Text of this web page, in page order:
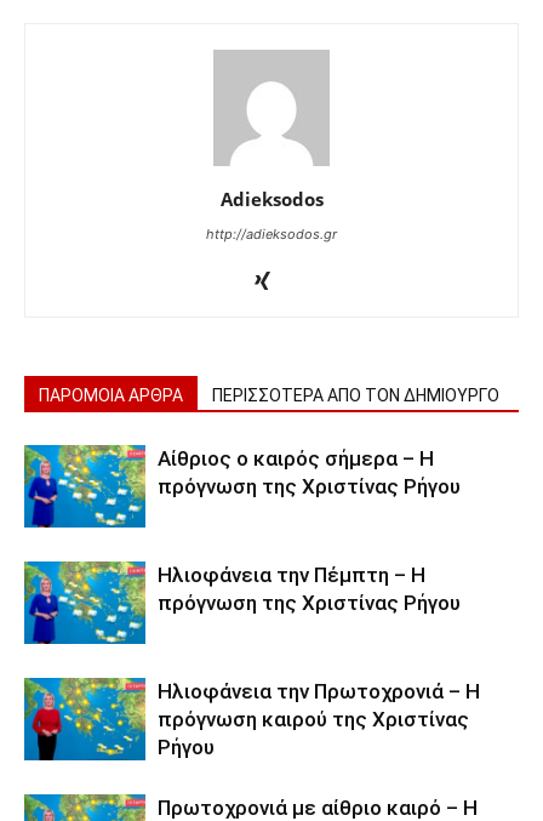
Adieksodos
http://adieksodos.gr
ΠΑΡΟΜΟΙΑ ΑΡΘΡΑ ΠΕΡΙΣΣΟΤΕΡΑ ΑΠΟ ΤΟΝ ΔΗΜΙΟΥΡΓΟ
Αίθριος ο καιρός σήμερα – Η
πρόγνωση της Χριστίνας Ρήγου
Ηλιοφάνεια την Πέμπτη – Η
πρόγνωση της Χριστίνας Ρήγου
Ηλιοφάνεια την Πρωτοχρονιά – Η
πρόγνωση καιρού της Χριστίνας
Ρήγου
Πρωτοχρονιά με αίθριο καιρό – Η